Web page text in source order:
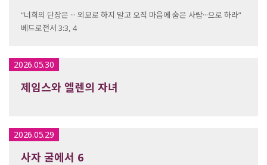
“너희의 단장은 ··· 외모로 하지 말고 오직 마음에 숨은 사람···으로 하라”
베드로전서 3:3, 4
2026.05.30
제임스와 엘렌의 자녀
2026.05.29
사자 굴에서 6